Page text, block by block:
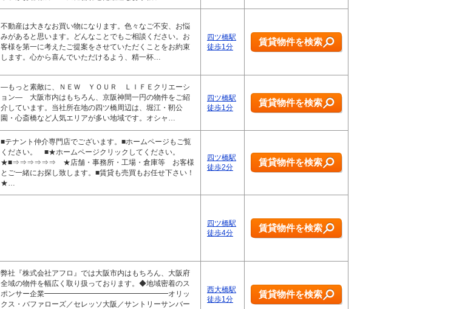
不動産は大きなお買い物になります。色々なご不安、お悩
みがあると思います。どんなことでもご相談ください。お
客様を第一に考えたご提案をさせていただくことをお約束
します。心から喜んでいただけるよう、精一杯…
四ツ橋駅
徒歩1分
賃貸物件を検索
―もっと素敵に、ＮＥＷ ＹＯＵＲ ＬＩＦＥクリエーシ
ョン― 大阪市内はもちろん、京阪神間一円の物件をご紹
介しています。当社所在地の四ツ橋周辺は、堀江・靭公
園・心斎橋など人気エリアが多い地域です。オシャ…
四ツ橋駅
徒歩1分
賃貸物件を検索
■テナント仲介専門店でございます。■ホームページもご覧
ください。 ■★ホームページクリックしてください。
★■⇒⇒⇒⇒⇒⇒ ★店舗・事務所・工場・倉庫等 お客様
とご一緒にお探し致します。■賃貸も売買もお任せ下さい！
★…
四ツ橋駅
徒歩2分
賃貸物件を検索
四ツ橋駅
徒歩4分
賃貸物件を検索
弊社『株式会社アフロ』では大阪市内はもちろん、大阪府
全域の物件を幅広く取り扱っております。◆地域密着のス
ポンサー企業━━━━━━━━━━━━━━━━━オリッ
クス・バファローズ／セレッソ大阪／サントリーサンバー
西大橋駅
徒歩1分
賃貸物件を検索